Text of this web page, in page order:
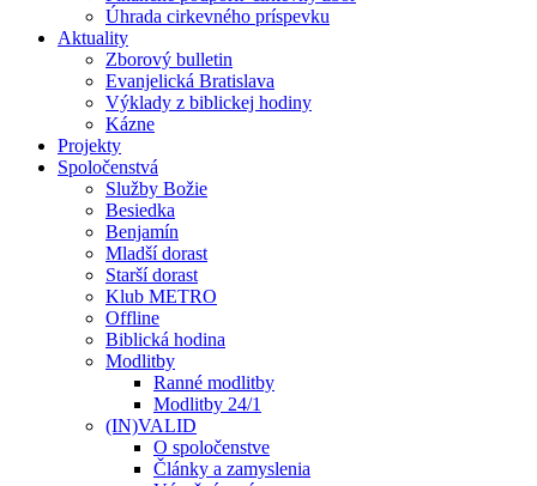
Úhrada cirkevného príspevku
Aktuality
Zborový bulletin
Evanjelická Bratislava
Výklady z biblickej hodiny
Kázne
Projekty
Spoločenstvá
Služby Božie
Besiedka
Benjamín
Mladší dorast
Starší dorast
Klub METRO
Offline
Biblická hodina
Modlitby
Ranné modlitby
Modlitby 24/1
(IN)VALID
O spoločenstve
Články a zamyslenia